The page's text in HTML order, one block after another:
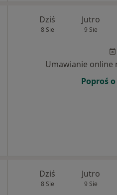
Dziś
8 Sie
Jutro
9 Sie
Umawianie online
Poproś
Dziś
8 Sie
Jutro
9 Sie